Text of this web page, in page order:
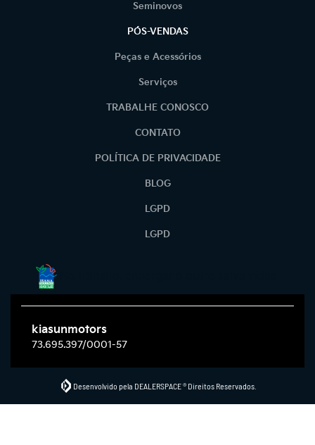
Seminovos
PÓS-VENDAS
Peças e Acessórios
Serviços
TRABALHE CONOSCO
CONTATO
POLÍTICA DE PRIVACIDADE
BLOG
LGPD
LGPD
kiasunmotors
73.695.397/0001-57
Desenvolvido pela DEALERSPACE ® Direitos Reservados.